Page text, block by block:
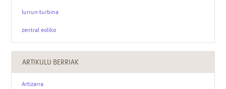
lurrun-turbina
zentral eoliko
ARTIKULU BERRIAK
Artizarra